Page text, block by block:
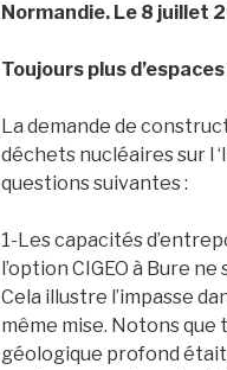
Normandie. Le 8 juillet
Toujours plus
La demande de
déchets nucléaires sur l
questions suivantes :
1-Les capacités
l’option CIGEO à Bure
Cela illustre l’impasse
même mise. Notons
géologique profond était